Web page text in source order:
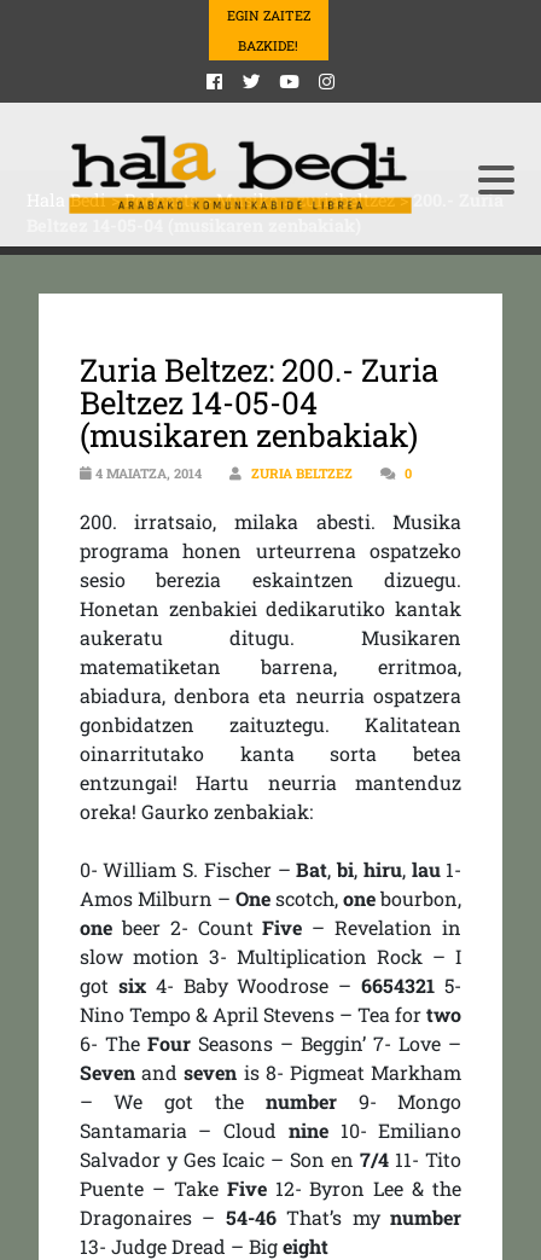
EGIN ZAITEZ
BAZKIDE!
Hala Bedi>Podcasts>Musika>zuriabeltzez> 200.- Zuria
Zuria Beltzez: 200.- Zuria
Beltzez 14-05-04
(musikaren zenbakiak)
4 MAIATZA, 2014 ZURIA BELTZEZ 0
200. irratsaio, milaka abesti. Musika
programa honen urteurrena ospatzeko
sesio berezia eskaintzen dizuegu.
Honetan zenbakiei dedikarutiko kantak
aukeratu ditugu. Musikaren
matematiketan barrena, erritmoa,
abiadura, denbora eta neurria ospatzera
gonbidatzen zaituztegu. Kalitatean
oinarritutako kanta sorta betea
entzungai! Hartu neurria mantenduz
oreka! Gaurko zenbakiak:
0- William S. Fischer –Bat,bi, hiru, lau1-
Amos Milburn – Onescotch,onebourbon,
onebeer 2- CountFive – Revelation in
slow motion 3- Multiplication Rock – I
got six4- Baby Woodrose –6654321 5-
Nino Tempo & April Stevens – Tea fortwo
6- The FourSeasons – Beggin’ 7- Love –
Sevenandseven is 8- Pigmeat Markham
– We got the number9- Mongo
Santamaria – Cloud nine10- Emiliano
Salvador y Ges Icaic – Son en7/4 11- Tito
Puente – Take Five12- Byron Lee & the
Dragonaires – 54-46That’s mynumber
13- Judge Dread – Bigeight